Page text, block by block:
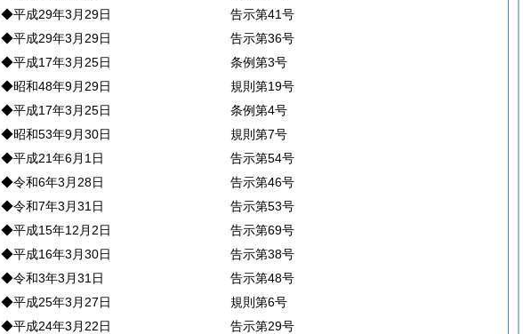
◆平成29年3月29日
告示第41号
◆平成29年3月29日
告示第36号
◆平成17年3月25日
条例第3号
◆昭和48年9月29日
規則第19号
◆平成17年3月25日
条例第4号
◆昭和53年9月30日
規則第7号
◆平成21年6月1日
告示第54号
◆令和6年3月28日
告示第46号
◆令和7年3月31日
告示第53号
◆平成15年12月2日
告示第69号
◆平成16年3月30日
告示第38号
◆令和3年3月31日
告示第48号
◆平成25年3月27日
規則第6号
◆平成24年3月22日
告示第29号